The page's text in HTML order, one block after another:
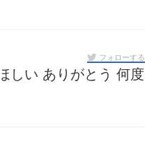
フォローする
しい ありがとう 何度